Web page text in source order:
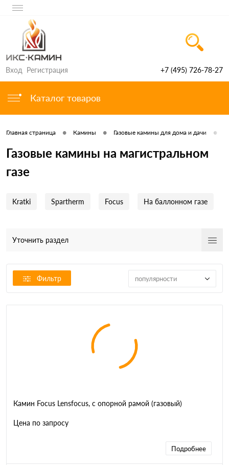
Вход Регистрация +7 (495) 726-78-27
Каталог товаров
Главная страница • Камины • Газовые камины для дома и дачи •
Газовые камины на магистральном
газе
Kratki Spartherm Focus На баллонном газе
Уточнить раздел
Фильтр популярности
Камин Focus Lensfocus, с опорной рамой (газовый)
Цена по запросу
Подробнее